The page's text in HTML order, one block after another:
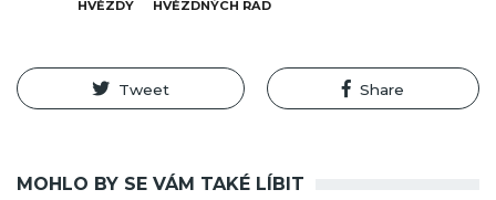
HVĚZDY
HVĚZDNÝCH RAD
Tweet Share
MOHLO BY SE VÁM TAKÉ LÍBIT